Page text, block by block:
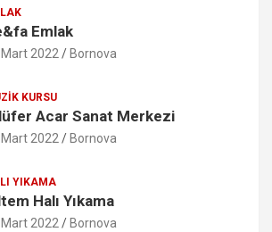
Emlak
2022 Bornova
KURSU
Acar Sanat Merkezi
2022 Bornova
YIKAMA
Halı Yıkama
2022 Bornova